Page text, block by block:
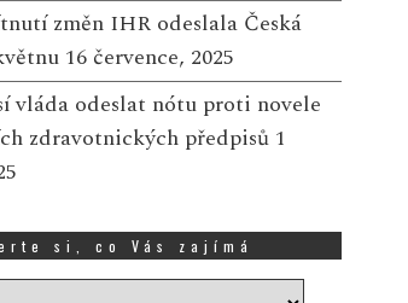
změn IHR odeslala Česká
16 července, 2025
vláda odeslat nótu proti novele
zdravotnických předpisů 1
si, co Vás zajímá